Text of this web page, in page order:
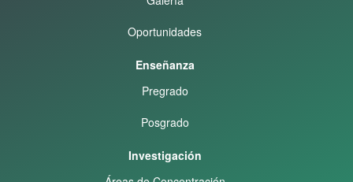
Oportunidades
Enseñanza
Pregrado
Posgrado
Investigación